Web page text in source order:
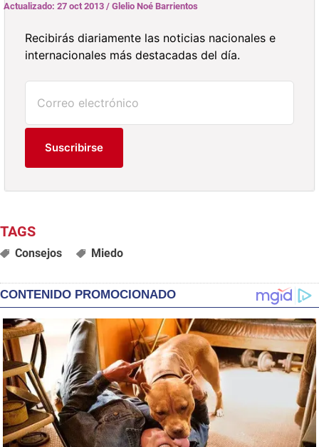
Actualizado: 27 oct 2013 / Glelio Noé Barrientos
Recibirás diariamente las noticias nacionales e
internacionales más destacadas del día.
Suscribirse
Consejos Miedo
CONTENIDO PROMOCIONADO